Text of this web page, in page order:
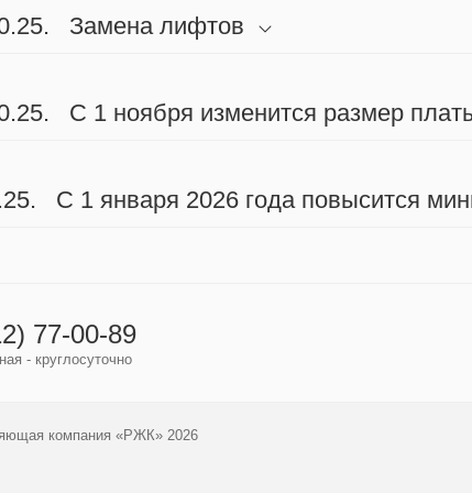
Замена лифтов
С 1 ноября изменится размер
С 1 января 2026 года повысится
77-00-89
- круглосуточно
компания «РЖК» 2026